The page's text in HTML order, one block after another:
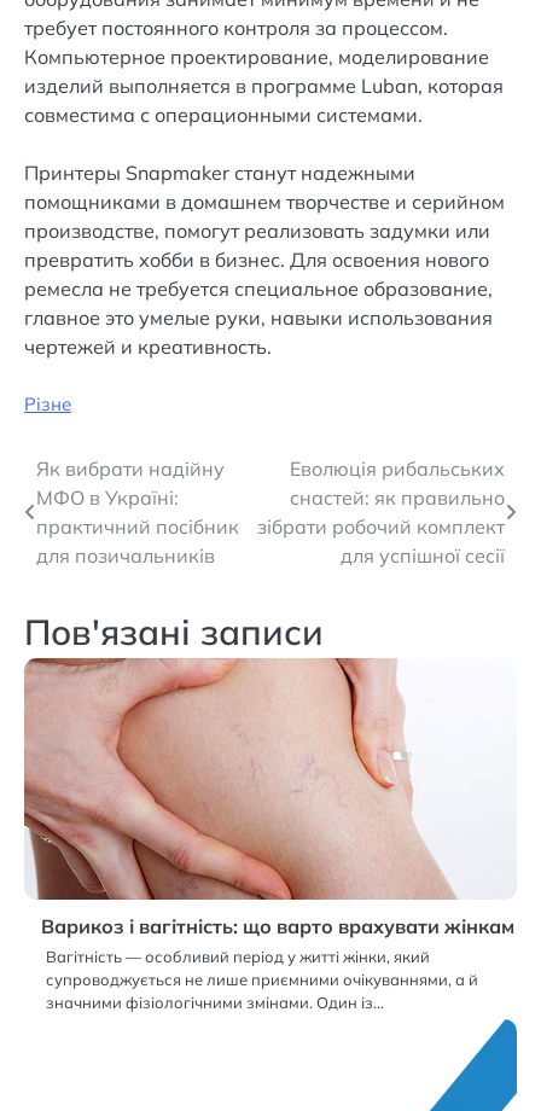
требует постоянного контроля за процессом.
Компьютерное проектирование, моделирование
изделий выполняется в программе Luban, которая
совместима с операционными системами.
Принтеры Snapmaker станут надежными
помощниками в домашнем творчестве и серийном
производстве, помогут реализовать задумки или
превратить хобби в бизнес. Для освоения нового
ремесла не требуется специальное образование,
главное это умелые руки, навыки использования
чертежей и креативность.
Різне
Навігація
записів
Як вибрати надійну
МФО в Україні:
практичний посібник
для позичальників
Еволюція рибальських
снастей: як правильно
зібрати робочий комплект
для успішної сесії
Пов'язані записи
Варикоз і вагітність: що варто врахувати жінкам
Вагітність — особливий період у житті жінки, який
супроводжується не лише приємними очікуваннями, а й
значними фізіологічними змінами. Один із…